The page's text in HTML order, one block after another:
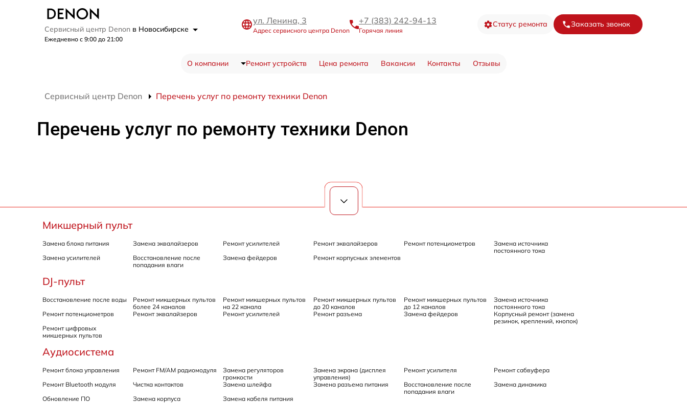
Сервисный центр Denon в Новосибирске
Ежедневно с 9:00 до 21:00
ул. Ленина, 3
Адрес сервисного центра Denon
+7 (383) 242-94-13
Горячая линия
Статус ремонта Заказать звонок
О компании Ремонт устройств Цена ремонта Вакансии Контакты Отзывы
Сервисный центр Denon Перечень услуг по ремонту техники Denon
Перечень услуг по ремонту техники Denon
Микшерный пульт
Замена блока питания Замена эквалайзеров Ремонт усилителей Ремонт эквалайзеров Ремонт потенциометров
Замена источника
постоянного тока
Замена усилителей
Восстановление после
попадания влаги
Замена фейдеров Ремонт корпусных элементов
DJ-пульт
Восстановление после воды
Ремонт микшерных пультов
более 24 каналов
Ремонт микшерных пультов
на 22 канала
Ремонт микшерных пультов
до 20 каналов
Ремонт микшерных пультов
до 12 каналов
Замена источника
постоянного тока
Ремонт потенциометров
Ремонт эквалайзеров Ремонт усилителей Ремонт разъема Замена фейдеров
Корпусный ремонт (замена
резинок, креплений, кнопок)
Ремонт цифровых
микшерных пультов
Аудиосистема
Ремонт блока управления Ремонт FM/AM радиомодуля
Замена регуляторов
громкости
Замена экрана (дисплея
управления)
Ремонт усилителя
Ремонт сабвуфера
Ремонт Bluetooth модуля
Чистка контактов Замена шлейфа Замена разъема питания
Восстановление после
попадания влаги
Замена динамика
Обновление ПО
Замена корпуса Замена кабеля питания